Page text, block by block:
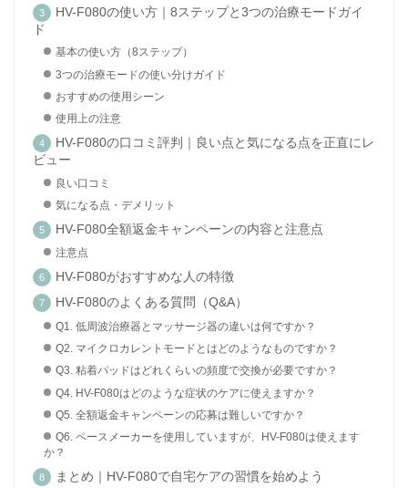
HV-F080の使い方｜8ステップと3つの治療モードガイ
ド
基本の使い方（8ステップ）
3つの治療モードの使い分けガイド
おすすめの使用シーン
使用上の注意
HV-F080の口コミ評判｜良い点と気になる点を正直にレ
ビュー
良い口コミ
気になる点・デメリット
HV-F080全額返金キャンペーンの内容と注意点
注意点
HV-F080がおすすめな人の特徴
HV-F080のよくある質問（Q&A）
Q1. 低周波治療器とマッサージ器の違いは何ですか？
Q2. マイクロカレントモードとはどのようなものですか？
Q3. 粘着パッドはどれくらいの頻度で交換が必要ですか？
Q4. HV-F080はどのような症状のケアに使えますか？
Q5. 全額返金キャンペーンの応募は難しいですか？
Q6. ペースメーカーを使用していますが、HV-F080は使えます
か？
まとめ｜HV-F080で自宅ケアの習慣を始めよう